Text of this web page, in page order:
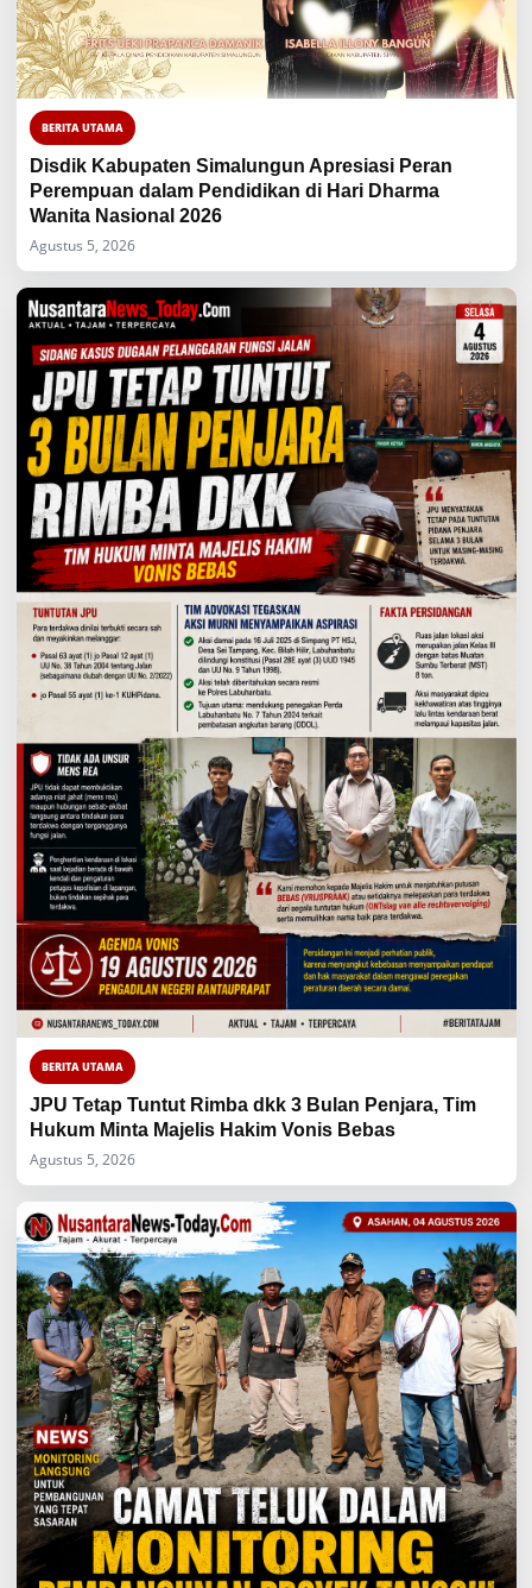
BERITA UTAMA
Disdik Kabupaten Simalungun Apresiasi Peran
Perempuan dalam Pendidikan di Hari Dharma
Wanita Nasional 2026
Agustus 5, 2026
BERITA UTAMA
JPU Tetap Tuntut Rimba dkk 3 Bulan Penjara, Tim
Hukum Minta Majelis Hakim Vonis Bebas
Agustus 5, 2026